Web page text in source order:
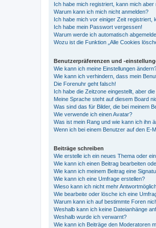
Ich habe mich registriert, kann mich aber
Warum kann ich mich nicht anmelden?
Ich habe mich vor einiger Zeit registriert,
Ich habe mein Passwort vergessen!
Warum werde ich automatisch
Wozu ist die Funktion „Alle Cookies
Benutzerpräferenzen und -
Wie kann ich meine Einstellungen
Wie kann ich verhindern, dass mein
Die Forenuhr geht falsch!
Ich habe die Zeitzone eingestellt, aber
Meine Sprache steht auf diesem Board
Was sind das für Bilder, die bei meinem
Wie verwende ich einen Avatar?
Was ist mein Rang und wie kann ich ihn
Wenn ich bei einem Benutzer auf den E-
Beiträge schreiben
Wie erstelle ich ein neues Thema oder
Wie kann ich einen Beitrag bearbeiten
Wie kann ich meinem Beitrag eine
Wie kann ich eine Umfrage erstellen?
Wieso kann ich nicht mehr
Wie bearbeite oder lösche ich eine
Warum kann ich auf bestimmte Foren
Weshalb kann ich keine Dateianhänge
Weshalb wurde ich verwarnt?
Wie kann ich Beiträge den Moderatoren